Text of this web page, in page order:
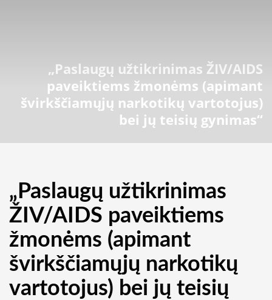
„Paslaugų užtikrinimas ŽIV/AIDS
paveiktiems žmonėms (apimant
švirkščiamųjų narkotikų vartotojus)
bei jų teisių gynimas“
„Paslaugų užtikrinimas
ŽIV/AIDS paveiktiems
žmonėms (apimant
švirkščiamųjų narkotikų
vartotojus) bei jų teisių